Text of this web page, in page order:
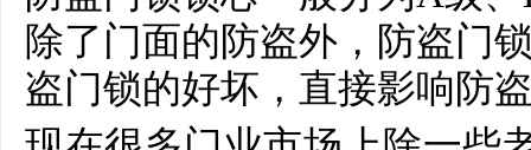
除了门面的防盗外，防盗门
盗门锁的好坏，直接影响防